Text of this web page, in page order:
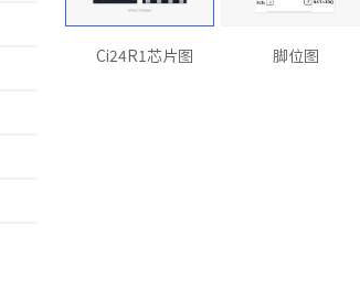
Ci24R1芯片图 脚位图